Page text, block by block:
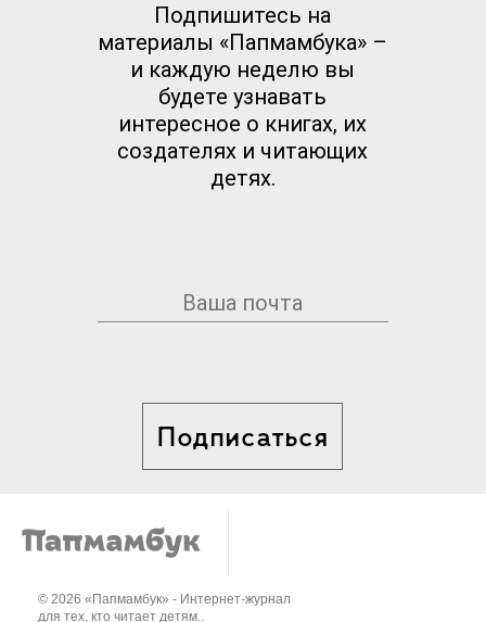
Подпишитесь на
материалы «Папмамбука» –
и каждую неделю вы
будете узнавать
интересное о книгах, их
создателях и читающих
детях.
Подписаться
© 2026 «Папмамбук» - Интернет-журнал
для тех, кто читает детям..